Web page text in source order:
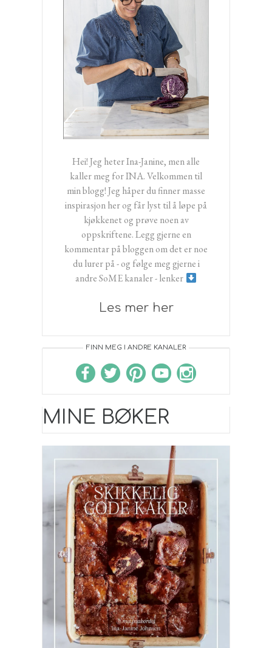
Hei! Jeg heter Ina-Janine, men alle
kaller meg for INA. Velkommen til
min blogg! Jeg håper du finner masse
inspirasjon her og får lyst til å løpe på
kjøkkenet og prøve noen av
oppskriftene. Legg gjerne en
kommentar på bloggen om det er noe
du lurer på - og følge meg gjerne i
andre SoME kanaler - lenker
Les mer her
FINN MEG I ANDRE KANALER
MINE BØKER